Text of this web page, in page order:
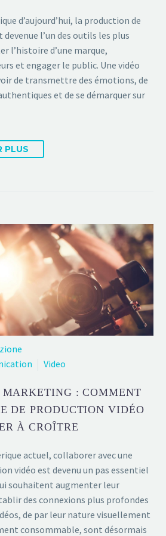
d’aujourd’hui, la production de
devenue l’un des outils les plus
l’histoire d’une marque,
et engager le public. Une vidéo
de transmettre des émotions, de
et de se démarquer sur
PLUS
Video
: COMMENT
DE PRODUCTION VIDÉO
À CROÎTRE
actuel, collaborer avec une
vidéo est devenu un pas essentiel
souhaitent augmenter leur
des connexions plus profondes
de par leur nature visuellement
consommable, sont désormais